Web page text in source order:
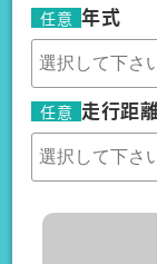
任意 年式
任意 走行距